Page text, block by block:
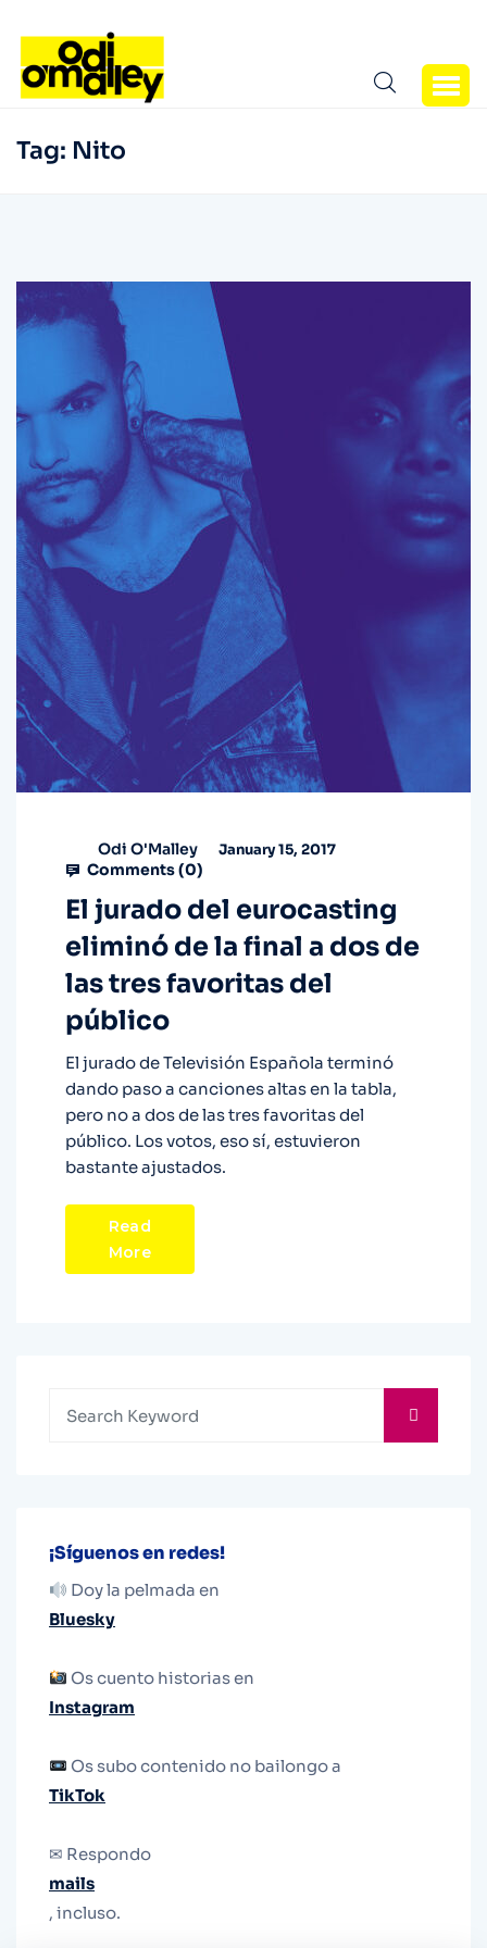
Tag: Nito
Odi O'Malley January 15, 2017
Comments (0)
El jurado del eurocasting
eliminó de la final a dos de
las tres favoritas del
público
El jurado de Televisión Española terminó
dando paso a canciones altas en la tabla,
pero no a dos de las tres favoritas del
público. Los votos, eso sí, estuvieron
bastante ajustados.
Read
More
¡Síguenos en redes!
Doy la pelmada en
Bluesky
Os cuento historias en
Instagram
Os subo contenido no bailongo a
TikTok
✉ Respondo
mails
, incluso.